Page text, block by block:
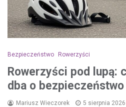
Bezpieczeństwo Rowerzyści
Rowerzyści pod lupą:
dba o
Mariusz Wieczorek 5 sierpnia 2026